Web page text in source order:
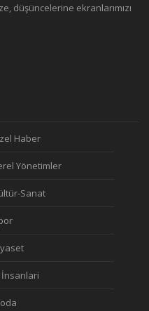
düşüncelerine ekranlarımızı
Haber
Yönetimler
Sanat
İnsanlari